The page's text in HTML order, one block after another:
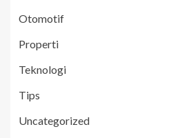
Otomotif
Properti
Teknologi
Tips
Uncategorized